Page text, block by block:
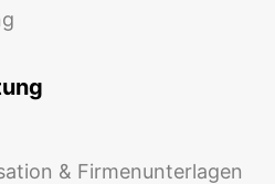
& Firmenunterlagen